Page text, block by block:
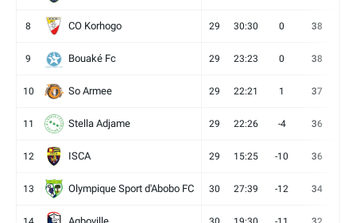
8 CO Korhogo 29 30:30 0 38
9 Bouaké Fc 29 23:23 0 38
10 So Armee 29 22:21 1 37
11 Stella Adjame 29 22:26 -4 36
12 ISCA 29 15:25 -10 36
13 Olympique Sport d'Abobo FC 30 27:39 -12 34